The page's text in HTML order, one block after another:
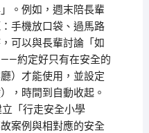
。例如，週末陪長輩
手機放口袋、過馬路
可以與長輩討論「如
約定好只有在安全的
）才能使用，並設定
，時間到自動收起。
「行走安全小學
案例與相對應的安全